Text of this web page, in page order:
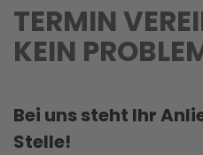
TERMIN
KEIN
Bei uns steht Ihr
Stelle!